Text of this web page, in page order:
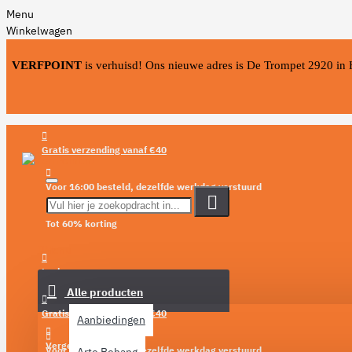
Menu
Winkelwagen
VERFPOINT is verhuisd! Ons nieuwe adres is De Trompet 2920 in
Gratis verzending vanaf €40
Voor 16:00 besteld, dezelfde werkdag verstuurd
Tot 60% korting
Login
Verlanglijst
Vergelijken
Alle producten
Aanbiedingen
Gratis verzending vanaf €40